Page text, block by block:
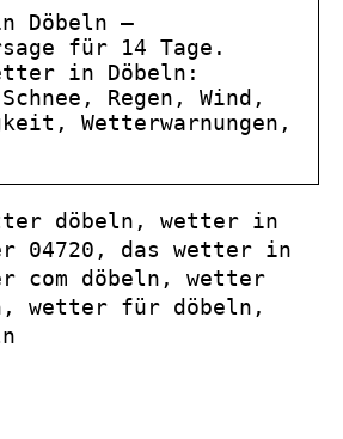
Döbeln –
für 14 Tage.
in Döbeln:
Regen, Wind,
Wetterwarnungen,
döbeln, wetter in
04720, das wetter in
com döbeln, wetter
wetter für döbeln,